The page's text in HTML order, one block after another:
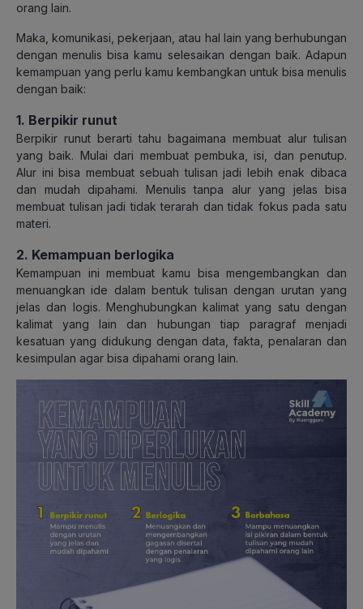
orang lain.
Maka, komunikasi, pekerjaan, atau hal lain yang berhubungan
dengan menulis bisa kamu selesaikan dengan baik. Adapun
kemampuan yang perlu kamu kembangkan untuk bisa menulis
dengan baik:
1. Berpikir runut
Berpikir runut berarti tahu bagaimana membuat alur tulisan
yang baik. Mulai dari membuat pembuka, isi, dan penutup.
Alur ini bisa membuat sebuah tulisan jadi lebih enak dibaca
dan mudah dipahami. Menulis tanpa alur yang jelas bisa
membuat tulisan jadi tidak terarah dan tidak fokus pada satu
materi.
2. Kemampuan berlogika
Kemampuan ini membuat kamu bisa mengembangkan dan
menuangkan ide dalam bentuk tulisan dengan urutan yang
jelas dan logis. Menghubungkan kalimat yang satu dengan
kalimat yang lain dan hubungan tiap paragraf menjadi
kesatuan yang didukung dengan data, fakta, penalaran dan
kesimpulan agar bisa dipahami orang lain.